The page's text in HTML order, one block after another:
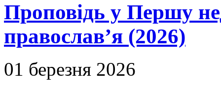
Проповідь у Першу
православ’я (2026)
01 березня 2026